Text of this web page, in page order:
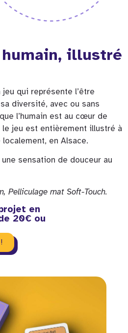
illustré
jeu qui représente l’être
diversité, avec ou sans
l’humain est au cœur de
le jeu est entièrement illustré à
en Alsace.
sensation de douceur au
Pelliculage mat Soft-Touch.
en
20€ ou